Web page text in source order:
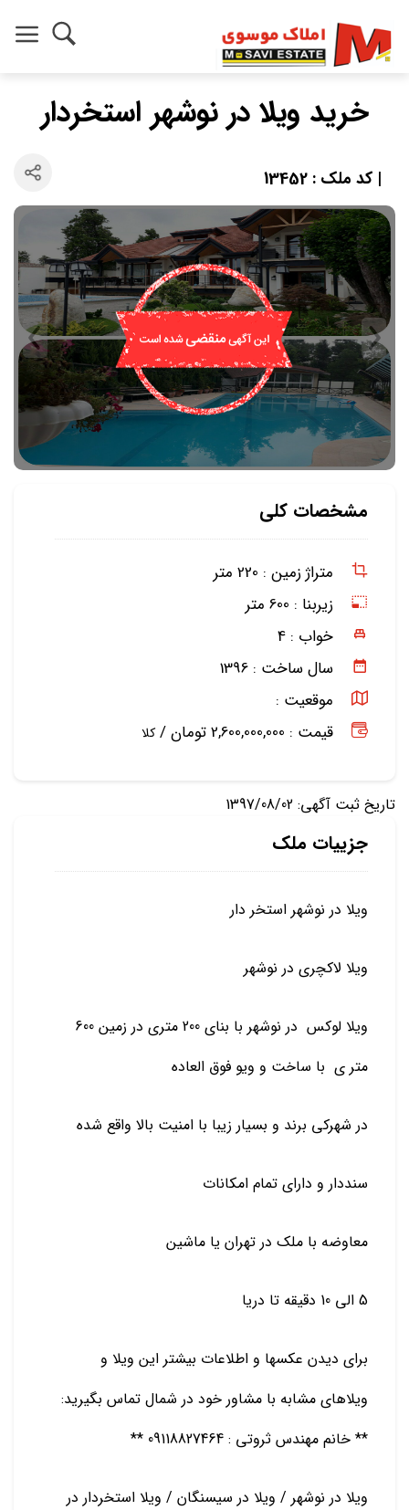
خرید ویلا در نوشهر استخردار
| کد ملک : 13452
مشخصات کلی
متراژ زمین : 220 متر
زیربنا : 600 متر
خواب : 4
سال ساخت : 1396
موقعیت :
قیمت : 2,600,000,000 تومان /
کلا
تاریخ ثبت آگهی: 1397/08/02
جزییات ملک
ویلا در نوشهر استخر دار
ویلا لاکچری در نوشهر
ویلا لوکس در نوشهر با بنای 200 متری در زمین 600
متر ی با ساخت و ویو فوق العاده
در شهرکی برند و بسیار زیبا با امنیت بالا واقع شده
سنددار و دارای تمام امکانات
معاوضه با ملک در تهران یا ماشین
5 الی 10 دقیقه تا دریا
برای دیدن عکسها و اطلاعات بیشتر این ویلا و
ویلاهای مشابه با مشاور خود در شمال تماس بگیرید:
** خانم مهندس ثروتی : 09118827464 **
ویلا در نوشهر / ویلا در سیسنگان / ویلا استخردار در